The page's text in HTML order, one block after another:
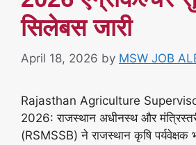
सिलेबस जारी
April 18, 2026 by MSW JOB
Rajasthan Agriculture
2026: राजस्थान अधीनस्थ और
(RSMSSB) ने राजस्थान कृषि पर्यवेक्षक